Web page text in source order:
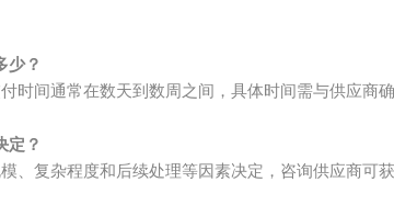
少？
时间通常在数天到数周之间，具体时间需与供应商确
定？
、复杂程度和后续处理等因素决定，咨询供应商可获